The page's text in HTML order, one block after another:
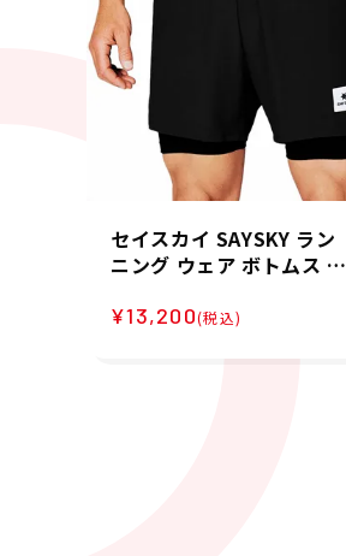
セイスカイ SAYSKY ラン
ニング ウェア ボトムス シ
ン 2 In 1 Pace Short 5 X
¥13,200(税込)